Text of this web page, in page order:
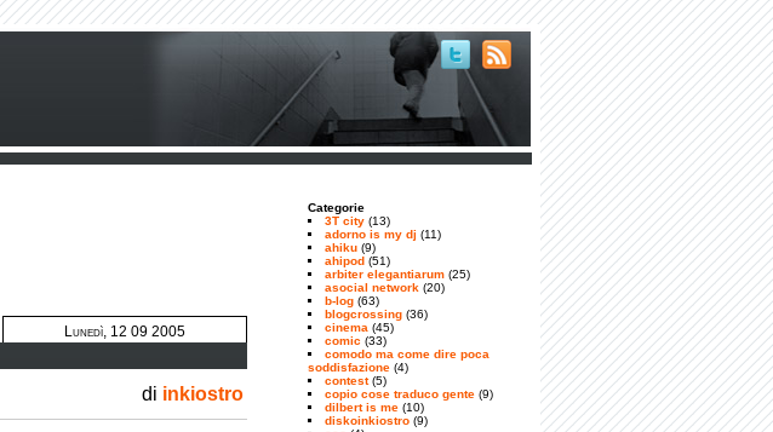
Lunedì, 12 09 2005
di inkiostro
Categorie
3T city (13)
adorno is my dj (11)
ahiku (9)
ahipod (51)
arbiter elegantiarum (25)
asocial network (20)
b-log (63)
blogcrossing (36)
cinema (45)
comic (33)
comodo ma come dire poca
soddisfazione (4)
contest(5)
copio cose traduco gente (9)
dilbert is me (10)
diskoinkiostro (9)